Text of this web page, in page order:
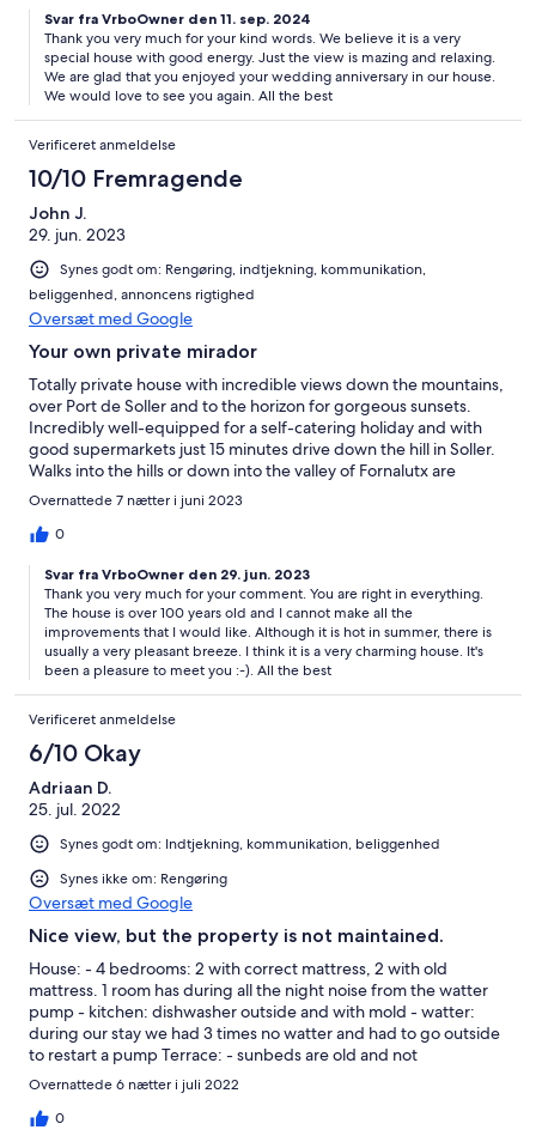
Svar fra VrboOwner den 11. sep. 2024
Thank you very much for your kind words. We believe it is a very
special house with good energy. Just the view is mazing and relaxing.
We are glad that you enjoyed your wedding anniversary in our house.
We would love to see you again. All the best
Verificeret anmeldelse
10/10 Fremragende
John J.
29. jun. 2023
Synes godt om: Rengøring, indtjekning, kommunikation,
beliggenhed, annoncens rigtighed
Oversæt med Google
Your own private mirador
Totally private house with incredible views down the mountains,
over Port de Soller and to the horizon for gorgeous sunsets.
Incredibly well-equipped for a self-catering holiday and with
good supermarkets just 15 minutes drive down the hill in Soller.
Walks into the hills or down into the valley of Fornalutx are
literally on your doorstep. Pool is suitable for a refreshing, cold
dip rather than a swim (although a child might manage a few
strokes). The one drawback - for summer - is that air con is only
not so hot, a brilliant holiday home.
Overnattede 7 nætter i juni 2023
0
Svar fra VrboOwner den 29. jun. 2023
Thank you very much for your comment. You are right in everything.
The house is over 100 years old and I cannot make all the
improvements that I would like. Although it is hot in summer, there is
usually a very pleasant breeze. I think it is a very charming house. It's
been a pleasure to meet you :-). All the best
Verificeret anmeldelse
6/10 Okay
Adriaan D.
25. jul. 2022
Synes godt om: Indtjekning, kommunikation, beliggenhed
Synes ikke om: Rengøring
Oversæt med Google
Nice view, but the property is not maintained.
House: - 4 bedrooms: 2 with correct mattress, 2 with old
mattress. 1 room has during all the night noise from the watter
pump - kitchen: dishwasher outside and with mold - watter:
during our stay we had 3 times no watter and had to go outside
to restart a pump Terrace: - sunbeds are old and not
comfortable - no lounge set - swimmingpool watter was dirty
when we arrived, after a complain they putted chloor in a salted
swimmingpool - view is amazing
Overnattede 6 nætter i juli 2022
0